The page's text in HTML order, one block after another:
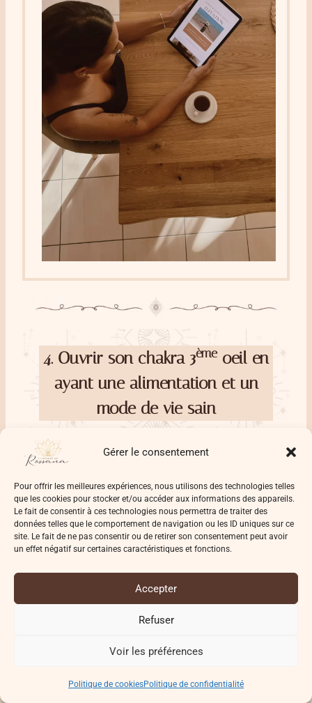
Gérer le consentement
Pour offrir les meilleures expériences, nous utilisons des technologies telles
que les cookies pour stocker et/ou accéder aux informations des appareils.
Le fait de consentir à ces technologies nous permettra de traiter des
données telles que le comportement de navigation ou les ID uniques sur ce
site. Le fait de ne pas consentir ou de retirer son consentement peut avoir
un effet négatif sur certaines caractéristiques et fonctions.
Accepter
Refuser
Voir les préférences
Politique de cookiesPolitique de confidentialité
4. Ouvrir son chakra 3èmeoeil en
ayant une alimentation et un
mode de vie sain
Cette règle est valable pour tous les
tu manges sainement et tu fais attention à
tonalimentationplus tu favorises l’ouvertureet le
bon fonctionnement de teschakras.
On pense souvent que
travaillerénergétiquementsuffit pour équilibrer
, mais en réalité tout part de l’intérieur.
C’est pourquoi il est important de veiller à cela
On favorisera: les fruits, les légumes, le